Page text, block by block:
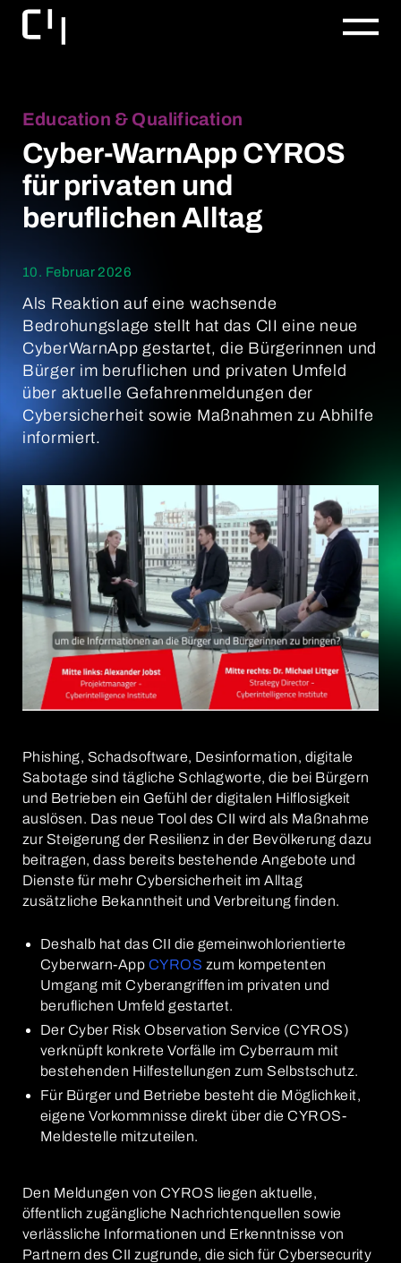
Education & Qualification
Cyber-WarnApp CYROS
für privaten und
beruflichen Alltag
10. Februar 2026
Als Reaktion auf eine wachsende
Bedrohungslage stellt hat das CII eine neue
CyberWarnApp gestartet, die Bürgerinnen und
Bürger im beruflichen und privaten Umfeld
über aktuelle Gefahrenmeldungen der
Cybersicherheit sowie Maßnahmen zu Abhilfe
informiert.
Phishing, Schadsoftware, Desinformation, digitale
Sabotage sind tägliche Schlagworte, die bei Bürgern
und Betrieben ein Gefühl der digitalen Hilflosigkeit
auslösen. Das neue Tool des CII wird als Maßnahme
zur Steigerung der Resilienz in der Bevölkerung dazu
beitragen, dass bereits bestehende Angebote und
Dienste für mehr Cybersicherheit im Alltag
zusätzliche Bekanntheit und Verbreitung finden.
Deshalb hat das CII die gemeinwohlorientierte
Cyberwarn-App CYROS zum kompetenten
Umgang mit Cyberangriffen im privaten und
beruflichen Umfeld gestartet.
Der Cyber Risk Observation Service (CYROS)
verknüpft konkrete Vorfälle im Cyberraum mit
bestehenden Hilfestellungen zum Selbstschutz.
Für Bürger und Betriebe besteht die Möglichkeit,
eigene Vorkommnisse direkt über die CYROS-
Meldestelle mitzuteilen.
Den Meldungen von CYROS liegen aktuelle,
öffentlich zugängliche Nachrichtenquellen sowie
verlässliche Informationen und Erkenntnisse von
Partnern des CII zugrunde, die sich für Cybersecurity